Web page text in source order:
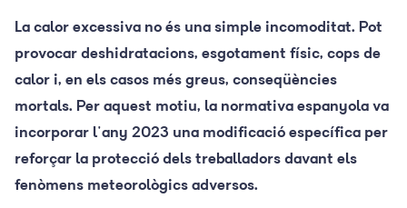
La calor excessiva no és una simple incomoditat. Pot
provocar deshidratacions, esgotament físic, cops de
calor i, en els casos més greus, conseqüències
mortals. Per aquest motiu, la normativa espanyola va
incorporar l'any 2023 una modificació específica per
reforçar la protecció dels treballadors davant els
fenòmens meteorològics adversos.